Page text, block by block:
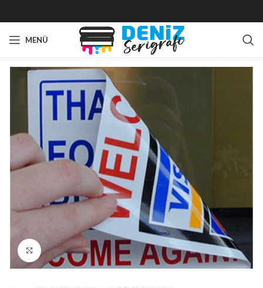
MENÜ
Büyütmek için tıklayın